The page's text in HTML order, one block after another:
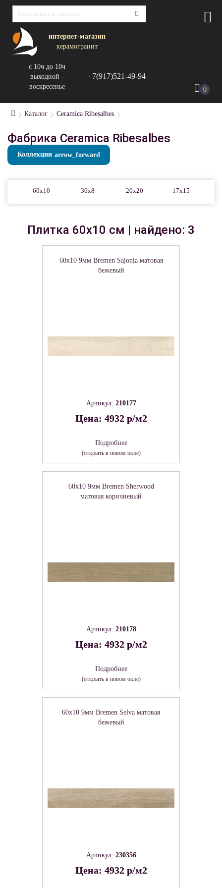
интернет-магазин
керамогранит
с 10ч до 18ч
выходной -
воскресенье
+7(917)521-49-94
0
Каталог Ceramica Ribesalbes
Фабрика Ceramica Ribesalbes
Коллекции
60x10 30x8 20x20 17x15
Плитка 60x10 см | найдено: 3
60x10 9мм Bremen Sajonia матовая
бежевый
Артикул: 210177
Цена: 4932 р/м2
Подробнее
(открыть в новом окне)
60x10 9мм Bremen Sherwood
матовая коричневый
Артикул: 210178
Цена: 4932 р/м2
Подробнее
(открыть в новом окне)
60x10 9мм Bremen Selva матовая
бежевый
Артикул: 230356
Цена: 4932 р/м2